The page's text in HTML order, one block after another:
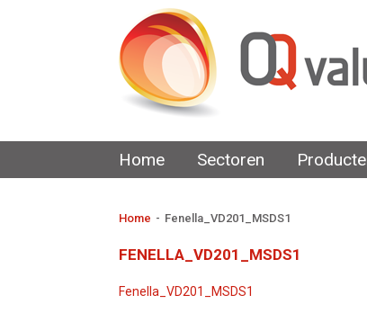
Home Sectoren
Home - Fenella_VD201_MSDS1
FENELLA_VD201_MSDS1
Fenella_VD201_MSDS1